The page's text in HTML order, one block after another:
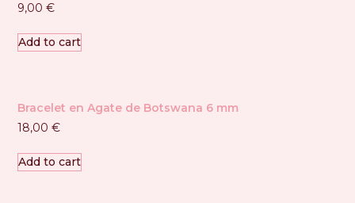
9,00€
Add to cart
Bracelet en Agate de Botswana 6 mm
18,00€
Add to cart